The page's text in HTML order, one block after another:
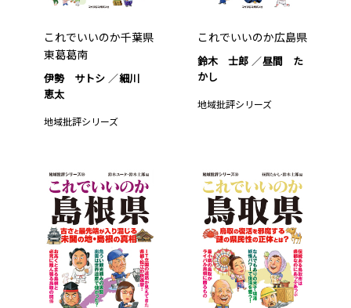
これでいいのか千葉県
東葛葛南
伊勢 サトシ
細川
恵太
地域批評シリーズ
これでいいのか広島県
鈴木 士郎
昼間 た
かし
地域批評シリーズ